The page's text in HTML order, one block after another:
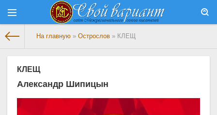
На главную » Острослов » КЛЕЩ
КЛЕЩ
Александр Шипицын